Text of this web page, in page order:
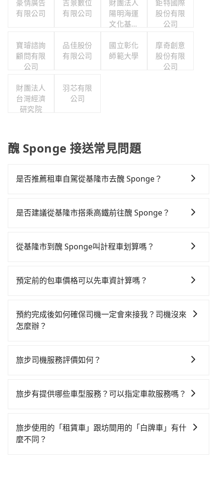
豪情廣告
有限公司
吉景數位
有限公司
財團法人
陽明海運
文化基金
洋文化藝
術館
鉅特國際
股份有限
公司
寶璿諮詢
顧問有限
公司
品佳股份
有限公司
國立彰化
師範大學
摩奇創意
股份有限
公司
財團法人
台灣經濟
研究院
羽芯有限
公司
醜 Sponge 接送常見問題
是否推薦租車自駕從基隆市去醜 Sponge？
對的時間彈性，在北北基桃竹有提供甲地乙還的iRent應
里再額外加收$3.2，從基隆市（仁愛區）到醜 Sponge
的罰單都需自付。再者，和運的iRent只提供最基本的車
九人座可供選擇，而且無人租車最令人詬病的就是車
況，打開車門才發現仍有上一組乘客遺留的垃圾或者撞
用戶卻遲遲尚未歸還，又或者要還車時卻偏偏找不到停
使用時還是有其區域的限制，實際可停靠的地點與你的
是否建議從基隆市搭乘高鐵前往醜 Sponge？
費時、轉車麻煩！南港-台北雖然一天最多時有101班車
近的南港高鐵站，叫一輛計程車花費約600元、車程約
鐵從南港站前往台北高鐵站，每人票價40元，再用15分
鐘出站、等待車站前排班的計程車，搭上小黃後約花15
同行，高鐵加轉乘之平均每人花費為310元。但如果全程
人至少額外負擔10元車資，而且更會額外浪費55分鐘在
再節省50%的交通費用。
從基隆市到醜 Sponge叫計程車划算嗎？
灣大車隊、Uber和Yoxi，如果在路邊攔不到車，也可考
間，若改選tripool的專車服務可再更便宜。雖然基隆市
區到醜 Sponge的跳表小黃可能較為便宜，但當你們人
預定前的包車價格可以先車資計算嗎？
無隱藏費用，讓您可以隨時掌握交通開支。
預約完成後如何確保司機一定會來接我？司機沒來
怎麼辦？
派車。在出發前一天晚上八點時，會透過電子郵件與簡
繫，可能原本約定的地點不適合暫停而改停靠在附近的
旅步司機服務評價如何？
機非常高的評價，認為他們非常專業且親切！讓他們的
旅步有提供哪些車型服務？可以指定車款服務嗎？
指定車款服務的需求，可以先將您的需先提供旅步，會
有專人回覆您。
旅步使用的「租賃車」跟坊間用的「白牌車」有什
麼不同？